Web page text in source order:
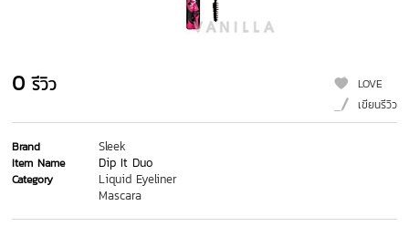
0 รีวิว
LOVE
เขียนรีวิว
Brand Sleek
Item Name Dip It Duo
Category
Liquid Eyeliner
Mascara